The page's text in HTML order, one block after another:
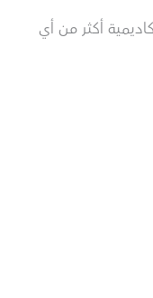
أكثر من أي